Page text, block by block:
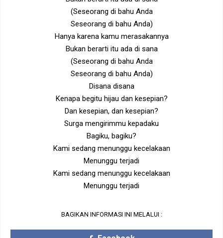
(Seseorang di bahu Anda
Seseorang di bahu Anda)
Hanya karena kamu merasakannya
Bukan berarti itu ada di sana
(Seseorang di bahu Anda
Seseorang di bahu Anda)
Disana disana
Kenapa begitu hijau dan kesepian?
Dan kesepian, dan kesepian?
Surga mengirimmu kepadaku
Bagiku, bagiku?
Kami sedang menunggu kecelakaan
Menunggu terjadi
Kami sedang menunggu kecelakaan
Menunggu terjadi
BAGIKAN INFORMASI INI MELALUI :